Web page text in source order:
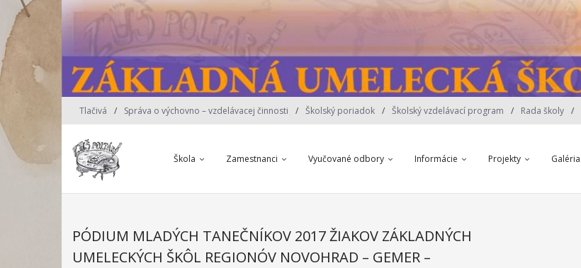
Tlačivá Správa o výchovno – vzdelávacej činnosti Školský poriadok Školský vzdelávací program Rada školy
Škola Zamestnanci Vyučované odbory Informácie Projekty Galéria
PÓDIUM MLADÝCH TANEČNÍKOV 2017 ŽIAKOV ZÁKLADNÝCH
UMELECKÝCH ŠKÔL REGIONÓV NOVOHRAD – GEMER –